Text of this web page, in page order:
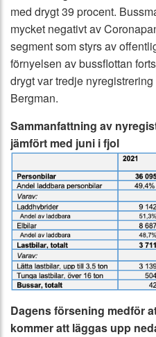
med drygt 39 procent.
mycket negativt av
segment som styrs av
förnyelsen av bussflottan
drygt var tredje
Bergman.
Sammanfattning av
jämfört med juni i fjol
Dagens försening medför
kommer att läggas upp